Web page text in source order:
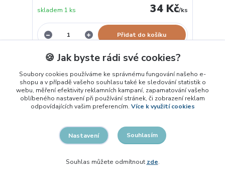
34 Kč/ks
skladem 1 ks
Přidat do košíku
🍪 Jak byste rádi své cookies?
Soubory cookies používáme ke správnému fungování našeho e-
shopu a v případě vašeho souhlasu také ke sledování statistik o
webu, měření efektivity reklamních kampaní, zapamatování vašeho
oblíbeného nastavení při používání stránek, či zobrazení reklam
odpovídajících vašim preferencím. Více k využití cookies
Nastavení Souhlasím
Souhlas můžete odmítnout zde.